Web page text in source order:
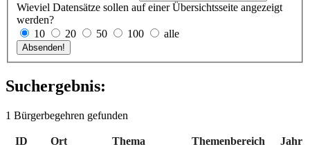
Wieviel Datensätze sollen auf einer Übersichtsseite angezeigt
werden?
10
20 50 100 alle
Suchergebnis:
1 Bürgerbegehren gefunden
ID Ort Thema Themenbereich Jahr